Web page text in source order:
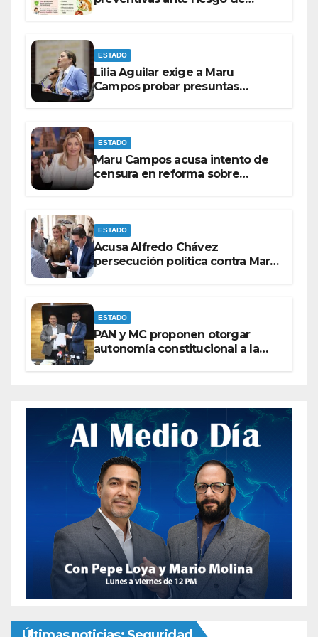
ESTADO
Lilia Aguilar exige a Maru
Campos probar presuntas
ESTADO
Maru Campos acusa intento de
censura en reforma sobre
ESTADO
Acusa Alfredo Chávez
persecución política contra Maru
ESTADO
PAN y MC proponen otorgar
autonomía constitucional a la